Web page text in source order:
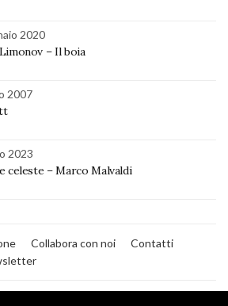
2020
– Il boia
2007
2023
celeste – Marco Malvaldi
Collabora con noi
Contatti